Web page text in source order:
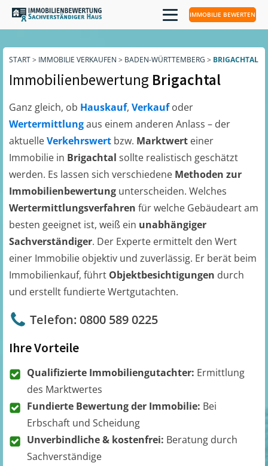
IMMOBILIE BEWERTEN
START> IMMOBILIE VERKAUFEN > BADEN-WÜRTTEMBERG > BRIGACHTAL
Immobilienbewertung Brigachtal
Ganz gleich, ob Hauskauf, Verkaufoder
Wertermittlungaus einem anderen Anlass – der
aktuelleVerkehrswert bzw. Marktwert einer
Immobilie in Brigachtal sollte realistisch geschätzt
werden. Es lassen sich verschiedene Methoden zur
Immobilienbewertung unterscheiden. Welches
Wertermittlungsverfahren für welche Gebäudeart am
besten geeignet ist, weiß ein unabhängiger
Sachverständiger. Der Experte ermittelt den Wert
einer Immobilie objektiv und zuverlässig. Er berät beim
Immobilienkauf, führt Objektbesichtigungen durch
und erstellt fundierte Wertgutachten.
Telefon: 0800 589 0225
Ihre Vorteile
Qualifizierte Immobiliengutachter: Ermittlung
des Marktwertes
Fundierte Bewertung der Immobilie: Bei
Erbschaft und Scheidung
Unverbindliche & kostenfrei: Beratung durch
Sachverständige